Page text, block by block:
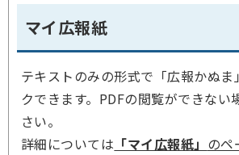
マイ広報紙
テキストのみの形式で「広報かぬま
クできます。PDFの閲覧ができない
さい。
詳細については 「マイ広報紙」 のペ